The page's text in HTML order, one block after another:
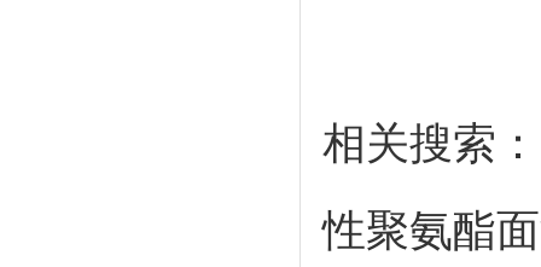
相关搜索
性聚氨酯